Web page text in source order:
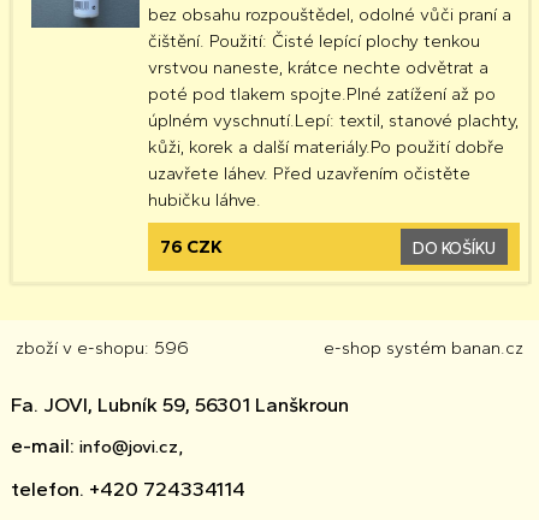
bez obsahu rozpouštědel, odolné vůči praní a
čištění. Použití: Čisté lepící plochy tenkou
vrstvou naneste, krátce nechte odvětrat a
poté pod tlakem spojte.Plné zatížení až po
úplném vyschnutí.Lepí: textil, stanové plachty,
kůži, korek a další materiály.Po použití dobře
uzavřete láhev. Před uzavřením očistěte
hubičku láhve.
76 CZK DO KOŠÍKU
zboží v e-shopu: 596 e-shop systém banan.cz
Fa. JOVI, Lubník 59, 56301 Lanškroun
e-mail: info@jovi.cz,
telefon. +420 724334114